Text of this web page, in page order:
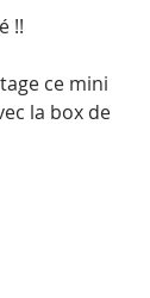
!!
ce mini
la box de